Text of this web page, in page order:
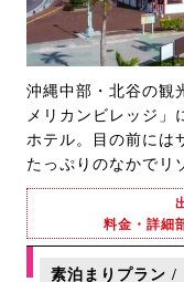
沖縄中部・北谷の観
メリカンビレッジ」
ホテル。目の前には
たっぷりのなかでリ
料金・詳細
素泊まりプラン /